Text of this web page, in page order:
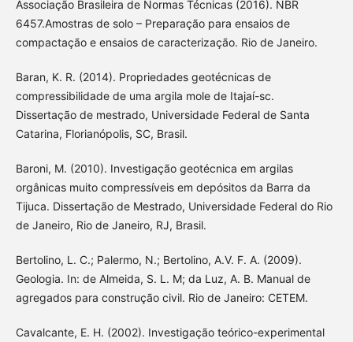
Associação Brasileira de Normas Técnicas (2016). NBR
6457.Amostras de solo – Preparação para ensaios de
compactação e ensaios de caracterização. Rio de Janeiro.
Baran, K. R. (2014). Propriedades geotécnicas de
compressibilidade de uma argila mole de Itajaí-sc.
Dissertação de mestrado, Universidade Federal de Santa
Catarina, Florianópolis, SC, Brasil.
Baroni, M. (2010). Investigação geotécnica em argilas
orgânicas muito compressíveis em depósitos da Barra da
Tijuca. Dissertação de Mestrado, Universidade Federal do Rio
de Janeiro, Rio de Janeiro, RJ, Brasil.
Bertolino, L. C.; Palermo, N.; Bertolino, A.V. F. A. (2009).
Geologia. In: de Almeida, S. L. M; da Luz, A. B. Manual de
agregados para construção civil. Rio de Janeiro: CETEM.
Cavalcante, E. H. (2002). Investigação teórico-experimental